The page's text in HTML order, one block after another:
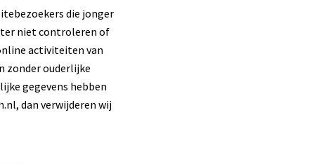
die jonger
niet controleren of
activiteiten van
zonder ouderlijke
gegevens hebben
dan verwijderen wij